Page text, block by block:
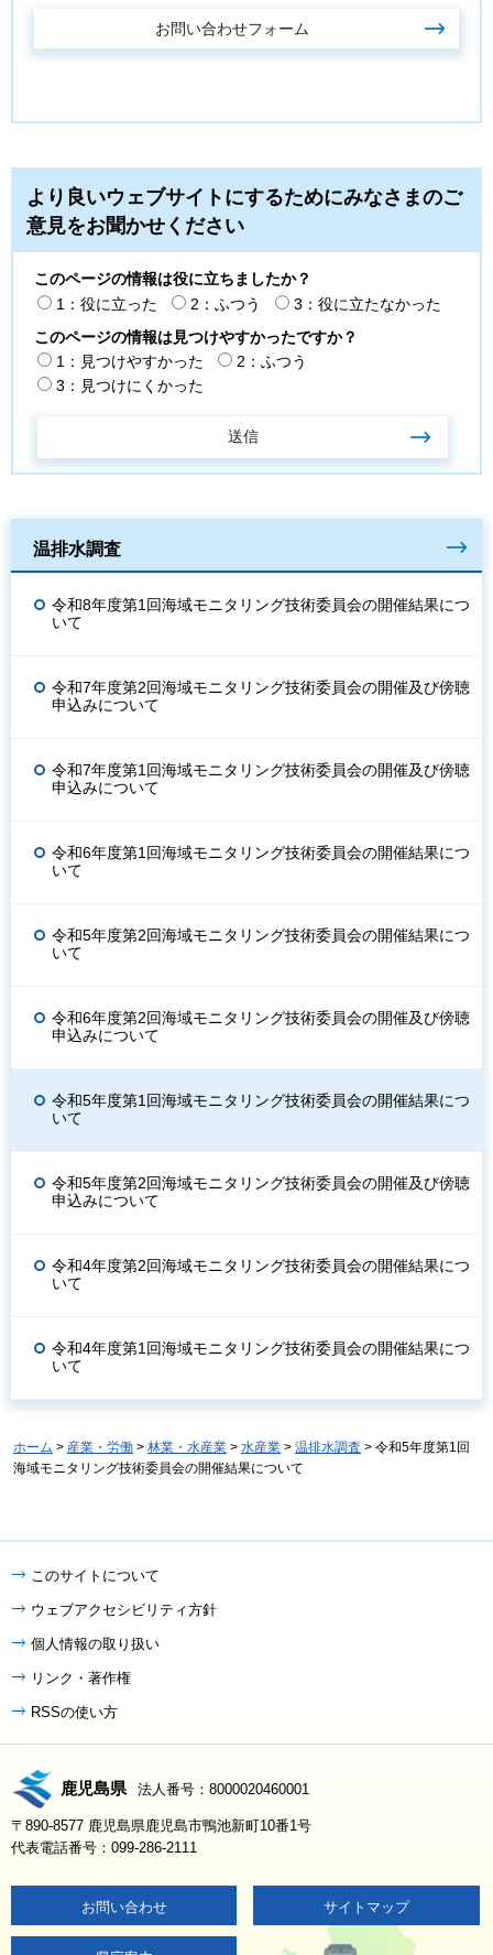
より良いウェブサイトにするためにみなさまのご
意見をお聞かせください
このページの情報は役に立ちましたか？
1：役に立った
2：ふつう
3：役に立たなかった
このページの情報は見つけやすかったですか？
1：見つけやすかった
2：ふつう
3：見つけにくかった
温排水調査
令和8年度第1回海域モニタリング技術委員会の開催結果につ
いて
令和7年度第2回海域モニタリング技術委員会の開催及び傍聴
申込みについて
令和7年度第1回海域モニタリング技術委員会の開催及び傍聴
申込みについて
令和6年度第1回海域モニタリング技術委員会の開催結果につ
いて
令和5年度第2回海域モニタリング技術委員会の開催結果につ
いて
令和6年度第2回海域モニタリング技術委員会の開催及び傍聴
申込みについて
令和5年度第1回海域モニタリング技術委員会の開催結果につ
いて
令和5年度第2回海域モニタリング技術委員会の開催及び傍聴
申込みについて
令和4年度第2回海域モニタリング技術委員会の開催結果につ
いて
令和4年度第1回海域モニタリング技術委員会の開催結果につ
いて
ホーム > 産業・労働 > 林業・水産業 > 水産業 > 温排水調査 > 令和5年度第1回
海域モニタリング技術委員会の開催結果について
このサイトについて
ウェブアクセシビリティ方針
個人情報の取り扱い
リンク・著作権
RSSの使い方
鹿児島県 法人番号：8000020460001
〒890-8577 鹿児島県鹿児島市鴨池新町10番1号
代表電話番号：099-286-2111
お問い合わせ サイトマップ